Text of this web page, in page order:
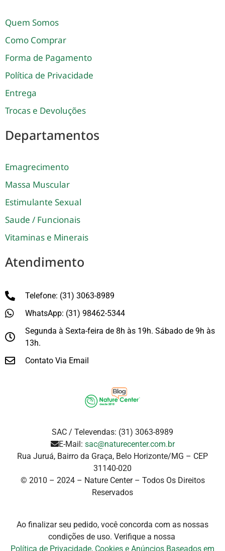
Quem Somos
Como Comprar
Forma de Pagamento
Política de Privacidade
Entrega
Trocas e Devoluções
Departamentos
Emagrecimento
Massa Muscular
Estimulante Sexual
Saude / Funcionais
Vitaminas e Minerais
Atendimento
Telefone: (31) 3063-8989
WhatsApp: (31) 98462-5344
Segunda à Sexta-feira de 8h às 19h. Sábado de 9h às
13h.
Contato Via Email
SAC / Televendas: (31) 3063-8989
E-Mail: sac@naturecenter.com.br
Rua Juruá, Bairro da Graça, Belo Horizonte/MG – CEP
31140-020
© 2010 – 2024 – Nature Center – Todos Os Direitos
Reservados
Ao finalizar seu pedido, você concorda com as nossas
condições de uso. Verifique a nossa
Política de Privacidade, Cookies e Anúncios Baseados em